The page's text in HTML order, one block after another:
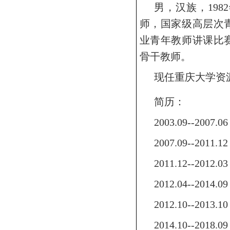
男，汉族， 1982
师， 国家级高层次
业青年教师讲课比
骨干教师。
现任重庆大学资
简历：
2003.09--2007.06
2007.09--2011.12
2011.12--2012.03
2012.04--2014.09
2012.10--2013.10
2014.10--2018.09